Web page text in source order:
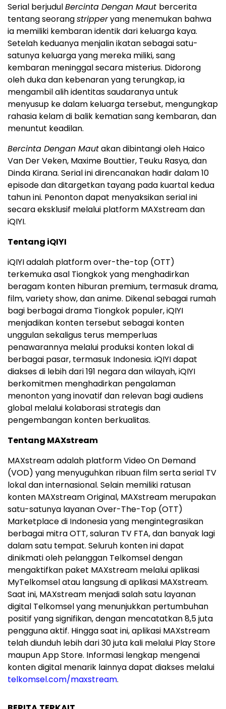
Serial berjudulBercinta Dengan Maut bercerita
tentang seorangstripperyang menemukan bahwa
ia memiliki kembaran identik dari keluarga kaya.
Setelah keduanya menjalin ikatan sebagai satu-
satunya keluarga yang mereka miliki, sang
kembaran meninggal secara misterius. Didorong
oleh duka dan kebenaran yang terungkap, ia
mengambil alih identitas saudaranya untuk
menyusup ke dalam keluarga tersebut, mengungkap
rahasia kelam di balik kematian sang kembaran, dan
menuntut keadilan.
Bercinta Dengan Mautakan dibintangi oleh Haico
Van Der Veken, Maxime Bouttier, Teuku Rasya, dan
Dinda Kirana. Serial ini direncanakan hadir dalam 10
episode dan ditargetkan tayang pada kuartal kedua
tahun ini. Penonton dapat menyaksikan serial ini
secara eksklusif melalui platform MAXstream dan
iQIYI.
Tentang iQIYI
iQIYI adalah platform over-the-top (OTT)
terkemuka asal Tiongkok yang menghadirkan
beragam konten hiburan premium, termasuk drama,
film, variety show, dan anime. Dikenal sebagai rumah
bagi berbagai drama Tiongkok populer, iQIYI
menjadikan konten tersebut sebagai konten
unggulan sekaligus terus memperluas
penawarannya melalui produksi konten lokal di
berbagai pasar, termasuk Indonesia. iQIYI dapat
diakses di lebih dari 191 negara dan wilayah, iQIYI
berkomitmen menghadirkan pengalaman
menonton yang inovatif dan relevan bagi audiens
global melalui kolaborasi strategis dan
pengembangan konten berkualitas.
Tentang MAXstream
MAXstream adalah platform Video On Demand
(VOD) yang menyuguhkan ribuan film serta serial TV
lokal dan internasional. Selain memiliki ratusan
konten MAXstream Original, MAXstream merupakan
satu-satunya layanan Over-The-Top (OTT)
Marketplace di Indonesia yang mengintegrasikan
berbagai mitra OTT, saluran TV FTA, dan banyak lagi
dalam satu tempat. Seluruh konten ini dapat
dinikmati oleh pelanggan Telkomsel dengan
mengaktifkan paket MAXstream melalui aplikasi
MyTelkomsel atau langsung di aplikasi MAXstream.
Saat ini, MAXstream menjadi salah satu layanan
digital Telkomsel yang menunjukkan pertumbuhan
positif yang signifikan, dengan mencatatkan 8,5 juta
pengguna aktif. Hingga saat ini, aplikasi MAXstream
telah diunduh lebih dari 30 juta kali melalui Play Store
maupun App Store. Informasi lengkap mengenai
konten digital menarik lainnya dapat diakses melalui
telkomsel.com/maxstream.